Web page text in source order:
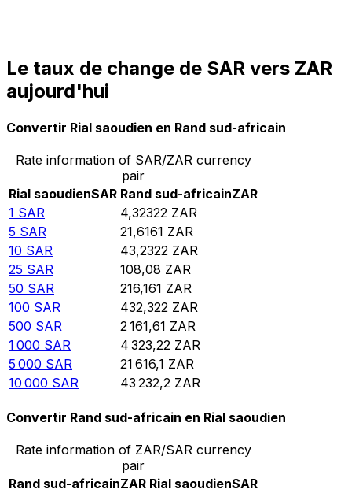
Le taux de change de SAR vers ZAR
aujourd'hui
Convertir Rial saoudien en Rand sud-africain
Rate information of SAR/ZAR currency
pair
Rial saoudienSAR Rand sud-africainZAR
1 SAR 4,32322 ZAR
5 SAR 21,6161 ZAR
10 SAR 43,2322 ZAR
25 SAR 108,08 ZAR
50 SAR 216,161 ZAR
100 SAR 432,322 ZAR
500 SAR 2 161,61 ZAR
1 000 SAR 4 323,22 ZAR
5 000 SAR 21 616,1 ZAR
10 000 SAR 43 232,2 ZAR
Convertir Rand sud-africain en Rial saoudien
Rate information of ZAR/SAR currency
pair
Rand sud-africainZAR Rial saoudienSAR